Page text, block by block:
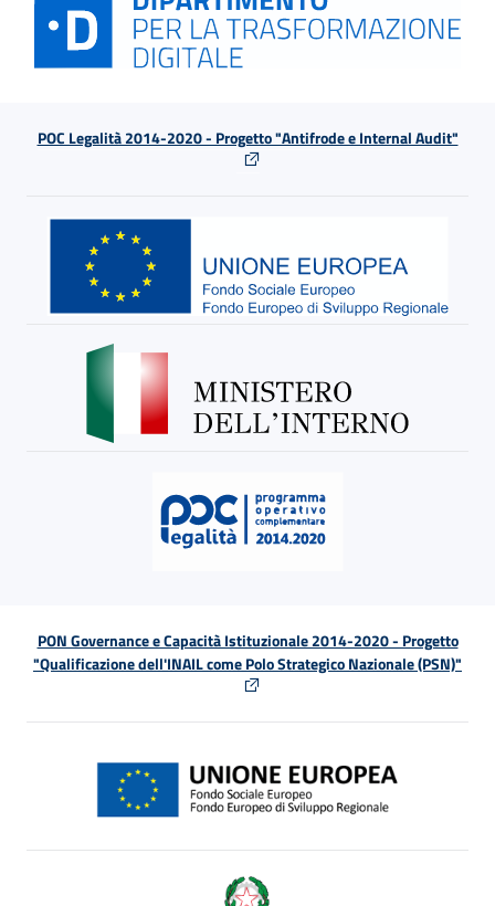
POC Legalità 2014-2020 - Progetto "Antifrode e Internal Audit"
PON Governance e Capacità Istituzionale 2014-2020 - Progetto
"Qualificazione dell'INAIL come Polo Strategico Nazionale (PSN)"